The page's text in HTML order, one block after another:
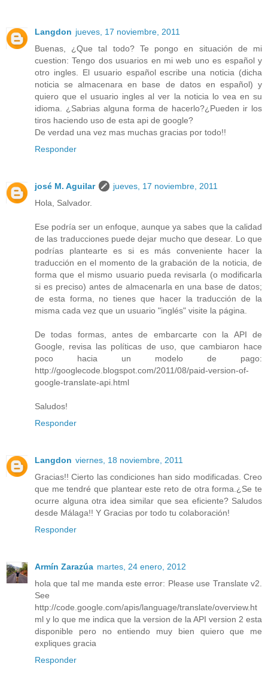
Langdon jueves, 17 noviembre, 2011
Buenas, ¿Que tal todo? Te pongo en situación de mi
cuestion: Tengo dos usuarios en mi web uno es español y
otro ingles. El usuario español escribe una noticia (dicha
noticia se almacenara en base de datos en español) y
quiero que el usuario ingles al ver la noticia lo vea en su
idioma. ¿Sabrias alguna forma de hacerlo?¿Pueden ir los
tiros haciendo uso de esta api de google?
De verdad una vez mas muchas gracias por todo!!
Responder
josé M. Aguilar
jueves, 17 noviembre, 2011
Hola, Salvador.
Ese podría ser un enfoque, aunque ya sabes que la calidad
de las traducciones puede dejar mucho que desear. Lo que
podrías plantearte es si es más conveniente hacer la
traducción en el momento de la grabación de la noticia, de
forma que el mismo usuario pueda revisarla (o modificarla
si es preciso) antes de almacenarla en una base de datos;
de esta forma, no tienes que hacer la traducción de la
misma cada vez que un usuario "inglés" visite la página.
De todas formas, antes de embarcarte con la API de
Google, revisa las políticas de uso, que cambiaron hace
poco hacia un modelo de pago:
http://googlecode.blogspot.com/2011/08/paid-version-of-
google-translate-api.html
Saludos!
Responder
Langdon viernes, 18 noviembre, 2011
Gracias!! Cierto las condiciones han sido modificadas. Creo
que me tendré que plantear este reto de otra forma.¿Se te
ocurre alguna otra idea similar que sea eficiente? Saludos
desde Málaga!! Y Gracias por todo tu colaboración!
Responder
Armín Zarazúa martes, 24 enero, 2012
hola que tal me manda este error: Please use Translate v2.
See
http://code.google.com/apis/language/translate/overview.ht
ml y lo que me indica que la version de la API version 2 esta
disponible pero no entiendo muy bien quiero que me
expliques gracia
Responder